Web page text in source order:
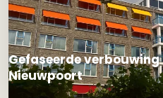
Gefaseerde
Nieuwpoort